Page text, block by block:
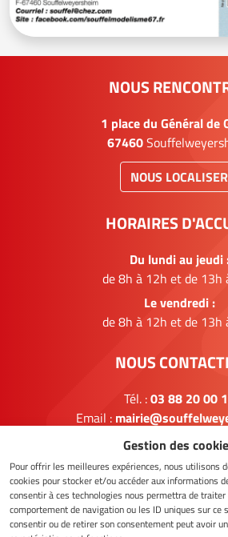
Gestion des
Pour offrir les meilleures expériences, nous utilisons
cookies pour stocker et/ou accéder aux informations
consentir à ces technologies nous permettra de
comportement de navigation ou les ID uniques sur ce
consentir ou de retirer son consentement peut avoir
NOUS
1 place du Général de
67460
NOUS LOCALISER
HORAIRES
Du lundi au jeudi
de 8h à 12h et de 13h
Le vendredi :
de 8h à 12h et de 13h
NOUS
Tél. :03 88 20 00
Email :
FORMULAIRE DE
NOUS SUIVRE